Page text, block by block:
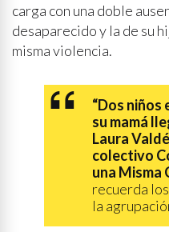
carga con una doble
desaparecido y la de su
misma violencia.
“Dos niños
su mamá
Laura
colectivo
una Misma
recuerda
la